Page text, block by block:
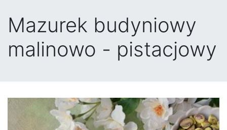
Mazurek budyniowy
malinowo - pistacjowy